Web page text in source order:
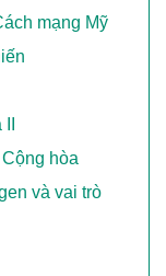
mạng Mỹ
hòa
và vai trò